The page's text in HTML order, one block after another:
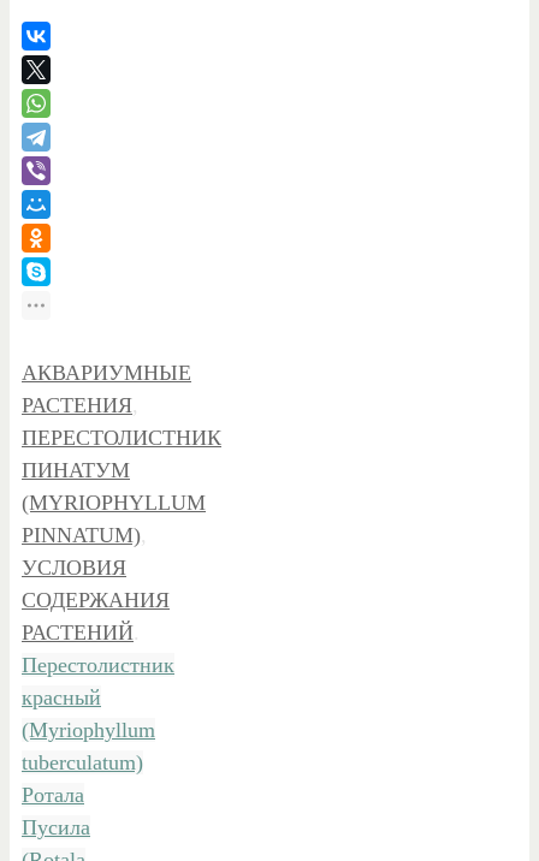
АКВАРИУМНЫЕ
РАСТЕНИЯ,
ПЕРЕСТОЛИСТНИК
ПИНАТУМ
(MYRIOPHYLLUM
PINNATUM),
УСЛОВИЯ
СОДЕРЖАНИЯ
РАСТЕНИЙ.
Перестолистник
красный
(Myriophyllum
tuberculatum)
Ротала
Пусила